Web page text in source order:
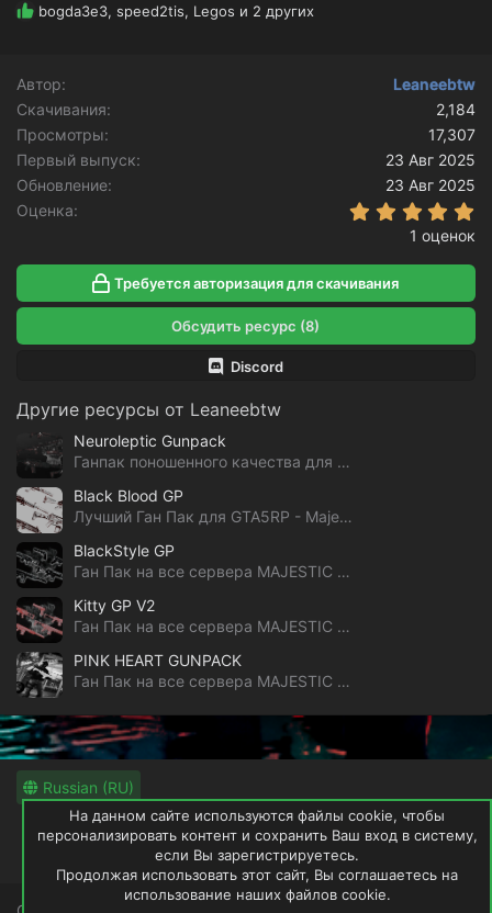
Р
ц
и
и
bogda3e3, speed2tis, Legos и 2 других
Автор
Leaneebtw
Скачивания
2,184
Просмотры
17,307
Первый выпуск
23 Авг 2025
Обновление
23 Авг 2025
Оценка
1 оценок
Требуется авторизация для скачивания
Обсудить ресурс (8)
Discord
Другие ресурсы от Leaneebtw
Neuroleptic Gunpack
Ганпак поношенного качества для GTA5RP и Majestic
Black Blood GP
Лучший Ган Пак для GTA5RP - Majestic RP
BlackStyle GP
Ган Пак на все сервера MAJESTIC - GTA 5 RP
Kitty GP V2
Ган Пак на все сервера MAJESTIC - GTA 5 RP
PINK HEART GUNPACK
Ган Пак на все сервера MAJESTIC - GTA 5 RP
Russian (RU)
Обратная связь
Условия и правила
Политика конфиденциальности
Помощь
На данном сайте используются файлы cookie, чтобы
персонализировать контент и сохранить Ваш вход в систему,
если Вы зарегистрируетесь.
Продолжая использовать этот сайт, Вы соглашаетесь на
использование наших файлов cookie.